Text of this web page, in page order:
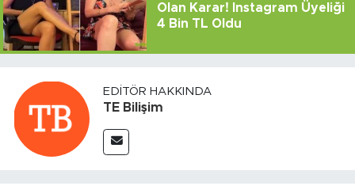
Olan Karar! Instagram Üyeliği
4 Bin TL Oldu
EDITÖR HAKKINDA
TE Bilişim